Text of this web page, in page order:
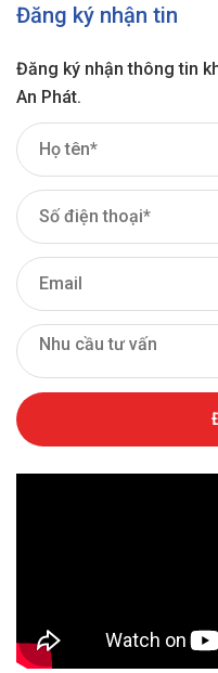
Đăng ký nhận tin
Đăng ký nhận thông tin
An Phát.